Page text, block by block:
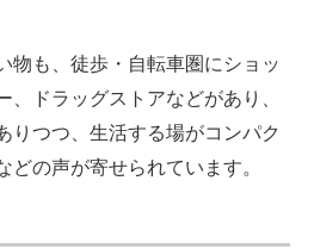
も、徒歩・自転車圏にショッ
、ドラッグストアなどがあり、
りつつ、生活する場がコンパク
どの声が寄せられています。